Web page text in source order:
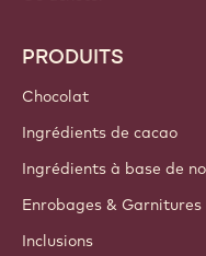
PRODUITS
Chocolat
Ingrédients de cacao
Ingrédients à base de
Enrobages & Garnitures
Inclusions